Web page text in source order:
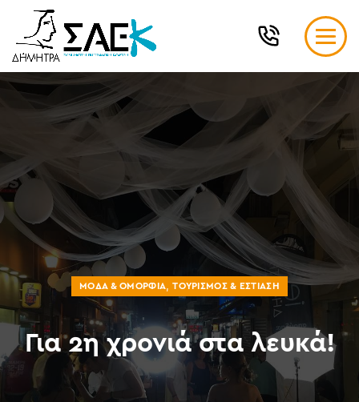
ΜΌΔΑ & ΟΜΟΡΦΙΆ ,ΤΟΥΡΙΣΜΌΣ & ΕΣΤΊΑΣΗ
Για 2η χρονιά στα λευκά!